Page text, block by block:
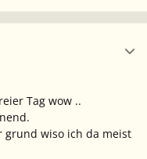
Tag wow ..
grund wiso ich da meist